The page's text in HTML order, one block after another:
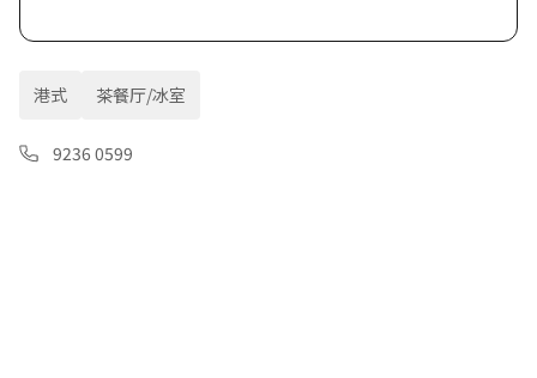
港式 茶餐厅/冰室
9236 0599